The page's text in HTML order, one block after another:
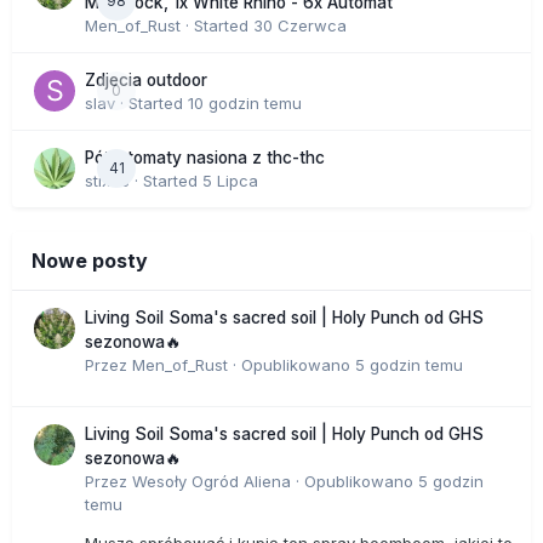
Men_of_Rust · Started 30 Czerwca
0
Zdjecia outdoor
slav · Started 10 godzin temu
41
Półautomaty nasiona z thc-thc
stix33 · Started 5 Lipca
Nowe posty
Living Soil Soma's sacred soil | Holy Punch od GHS
sezonowa🔥
Przez Men_of_Rust · Opublikowano 5 godzin temu
Living Soil Soma's sacred soil | Holy Punch od GHS
sezonowa🔥
Przez Wesoły Ogród Aliena · Opublikowano 5 godzin
temu